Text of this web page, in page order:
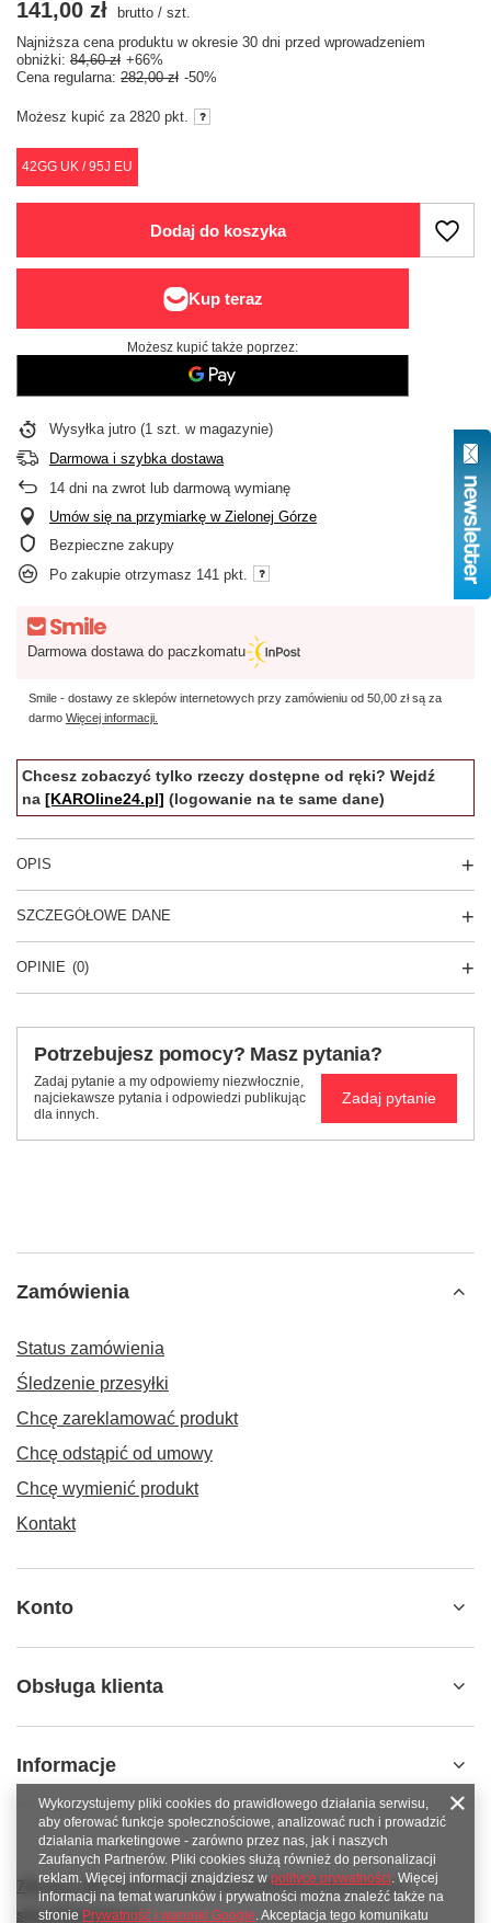
42GG UK / 95J EU
141,00 zł brutto / szt.
Najniższa cena produktu w okresie 30 dni przed wprowadzeniem
obniżki: 84,60 zł +66%
Cena regularna: 282,00 zł -50%
Możesz kupić za 2820 pkt.
Dodaj do koszyka
Możesz kupić także poprzez:
Wysyłka jutro (1 szt. w magazynie)
Darmowa i szybka dostawa
14 dni na zwrot lub darmową wymianę
Umów się na przymiarkę w Zielonej Górze
Bezpieczne zakupy
Po zakupie otrzymasz 141 pkt.
Darmowa dostawa do paczkomatu
Smile - dostawy ze sklepów internetowych przy zamówieniu od 50,00 złsą za
darmo Więcej informacji.
Chcesz zobaczyć tylko rzeczy dostępne od ręki? Wejdź
na [KAROline24.pl] (logowanie na te same dane)
OPIS
SZCZEGÓŁOWE DANE
OPINIE (0)
Potrzebujesz pomocy? Masz pytania?
Zadaj pytanie a my odpowiemy niezwłocznie,
najciekawsze pytania i odpowiedzi publikując
dla innych.
Zadaj pytanie
Zamówienia
Status zamówienia
Śledzenie przesyłki
Chcę zareklamować produkt
Chcę odstąpić od umowy
Chcę wymienić produkt
Kontakt
Konto
Obsługa klienta
Informacje
789 221 795 www.facebook.com/KAROlineZielonaGora
sklep@karoline.pl
Wykorzystujemy pliki cookies do prawidłowego działania serwisu,
aby oferować funkcje społecznościowe, analizować ruch i prowadzić
działania marketingowe - zarówno przez nas, jak i naszych
Zaufanych Partnerów. Pliki cookies służą również do personalizacji
reklam. Więcej informacji znajdziesz w polityce prywatności. Więcej
informacji na temat warunków i prywatności można znaleźć także na
stronie Prywatność i warunki Google. Akceptacja tego komunikatu